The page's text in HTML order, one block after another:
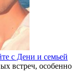
с Дени и семьей
встреч, особенно